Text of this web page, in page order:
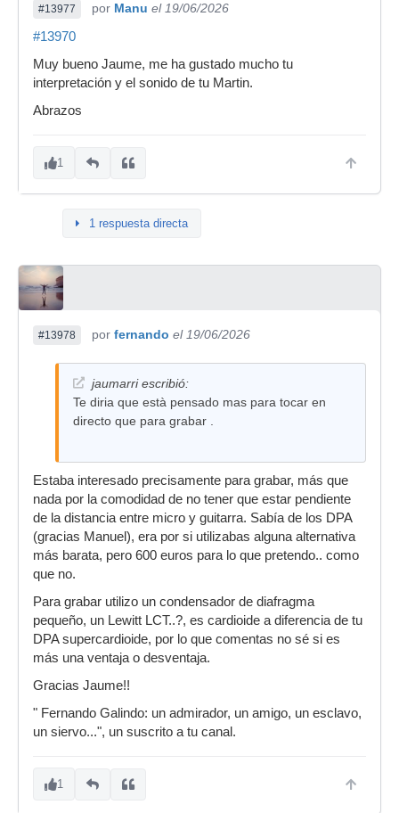
#13977 por Manu el 19/06/2026
#13970
Muy bueno Jaume, me ha gustado mucho tu
interpretación y el sonido de tu Martin.
Abrazos
1
1 respuesta directa
#13978 por fernando el 19/06/2026
jaumarri escribió:
Te diria que està pensado mas para tocar en
directo que para grabar .
Estaba interesado precisamente para grabar, más que
nada por la comodidad de no tener que estar pendiente
de la distancia entre micro y guitarra. Sabía de los DPA
(gracias Manuel), era por si utilizabas alguna alternativa
más barata, pero 600 euros para lo que pretendo.. como
que no.
Para grabar utilizo un condensador de diafragma
pequeño, un Lewitt LCT..?, es cardioide a diferencia de tu
DPA supercardioide, por lo que comentas no sé si es
más una ventaja o desventaja.
Gracias Jaume!!
" Fernando Galindo: un admirador, un amigo, un esclavo,
un siervo...", un suscrito a tu canal.
1